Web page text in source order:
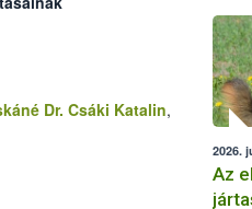
Dr. Csáki Katalin,
2026.
Az